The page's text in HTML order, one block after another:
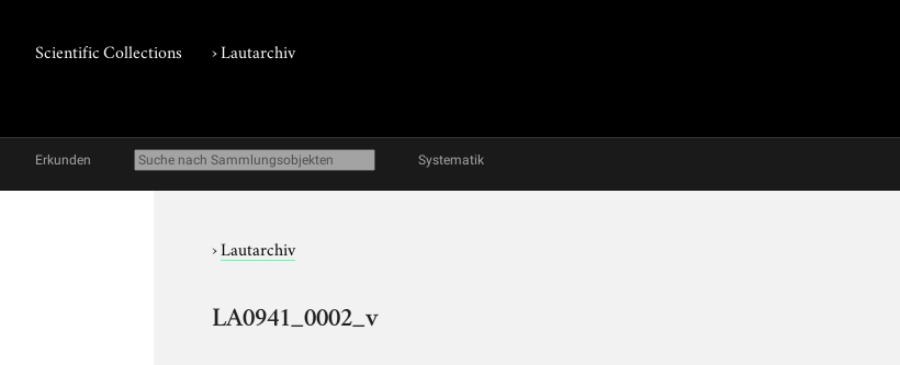
Scientific Collections ›Lautarchiv
Erkunden Systematik
›Lautarchiv
LA0941_0002_v